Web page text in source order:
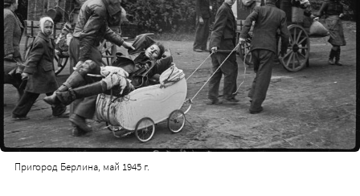
Пригород Берлина, май 1945 г.